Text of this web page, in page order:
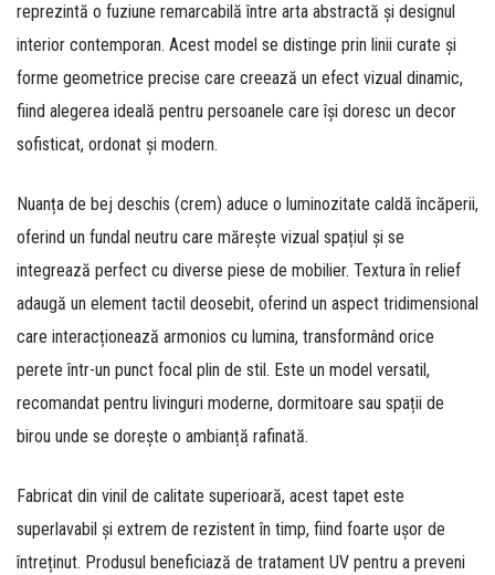
reprezintă o fuziune remarcabilă între arta abstractă și designul
interior contemporan. Acest model se distinge prin linii curate și
forme geometrice precise care creează un efect vizual dinamic,
fiind alegerea ideală pentru persoanele care își doresc un decor
sofisticat, ordonat și modern.
Nuanța de bej deschis (crem) aduce o luminozitate caldă încăperii,
oferind un fundal neutru care mărește vizual spațiul și se
integrează perfect cu diverse piese de mobilier. Textura în relief
adaugă un element tactil deosebit, oferind un aspect tridimensional
care interacționează armonios cu lumina, transformând orice
perete într-un punct focal plin de stil. Este un model versatil,
recomandat pentru livinguri moderne, dormitoare sau spații de
birou unde se dorește o ambianță rafinată.
Fabricat din vinil de calitate superioară, acest tapet este
superlavabil și extrem de rezistent în timp, fiind foarte ușor de
întreținut. Produsul beneficiază de tratament UV pentru a preveni